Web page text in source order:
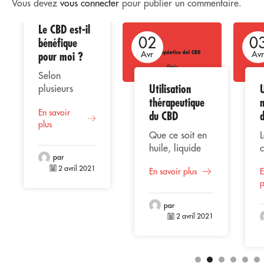
Vous devez vous connecter pour publier un commentaire.
02
Avr
Le CBD est-il
bénéfique
pour moi ?
Selon
plusieurs
consommation
de CBD ou
représente
une
En savoir
plus
par
2 avril 2021
02
Avr
Utilisation
thérapeutique
du CBD
Que ce soit en
huile, liquide
extrait ou
(Cannabidiol)
se positionne
En savoir plus
par
2 avril 2021
Avr